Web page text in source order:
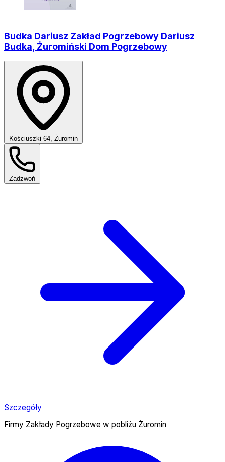
Budka Dariusz Zakład Pogrzebowy Dariusz
Budka, Żuromiński Dom Pogrzebowy
Kościuszki 64, Żuromin
Zadzwoń
Szczegóły
Firmy Zakłady Pogrzebowe w pobliżu Żuromin